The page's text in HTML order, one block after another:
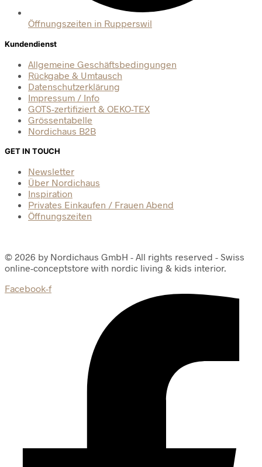
Öffnungszeiten in Rupperswil
Kundendienst
Allgemeine Geschäftsbedingungen
Rückgabe & Umtausch
Datenschutzerklärung
Impressum / Info
GOTS-zertifiziert & OEKO-TEX
Grössentabelle
Nordichaus B2B
GET IN TOUCH
Newsletter
Über Nordichaus
Inspiration
Privates Einkaufen / Frauen Abend
Öffnungszeiten
© 2026 by Nordichaus GmbH - All rights reserved - Swiss
online-conceptstore with nordic living & kids interior.
Facebook-f